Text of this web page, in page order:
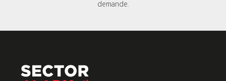
demande.